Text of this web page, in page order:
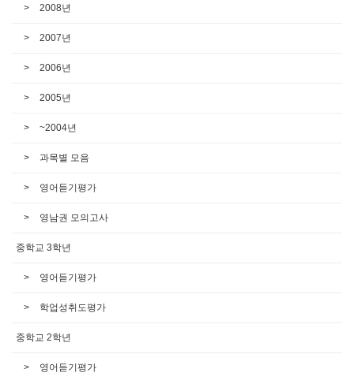
2008년
2007년
2006년
2005년
~2004년
과목별 모음
영어듣기평가
영남권 모의고사
중학교 3학년
영어듣기평가
학업성취도평가
중학교 2학년
영어듣기평가